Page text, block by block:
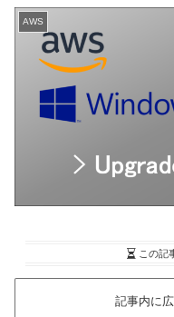
AWS
この記
記事内に